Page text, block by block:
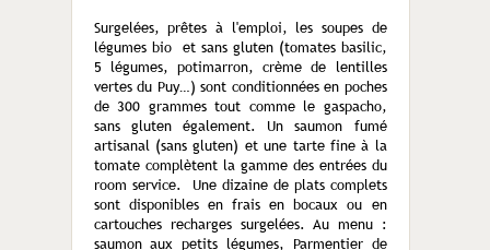
Surgelées, prêtes à l'emploi, les soupes de
légumes bio et sans gluten (tomates basilic,
5 légumes, potimarron, crème de lentilles
vertes du Puy…) sont conditionnées en poches
de 300 grammes tout comme le gaspacho,
sans gluten également. Un saumon fumé
artisanal (sans gluten) et une tarte fine à la
tomate complètent la gamme des entrées du
room service. Une dizaine de plats complets
sont disponibles en frais en bocaux ou en
cartouches recharges surgelées. Au menu :
saumon aux petits légumes, Parmentier de